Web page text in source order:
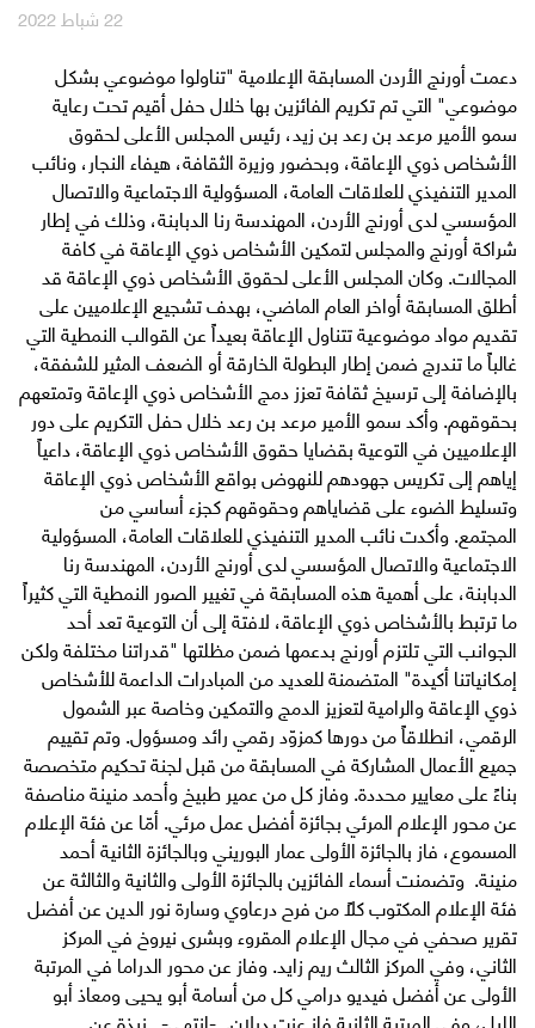
22 شباط 2022
دعمت أورنج الأردن المسابقة الإعلامية "تناولوا موضوعي بشكل
موضوعي" التي تم تكريم الفائزين بها خلال حفل أقيم تحت رعاية
سمو الأمير مرعد بن رعد بن زيد، رئيس المجلس الأعلى لحقوق
الأشخاص ذوي الإعاقة، وبحضور وزيرة الثقافة، هيفاء النجار، ونائب
المدير التنفيذي للعلاقات العامة، المسؤولية الاجتماعية والاتصال
المؤسسي لدى أورنج الأردن، المهندسة رنا الدبابنة، وذلك في إطار
شراكة أورنج والمجلس لتمكين الأشخاص ذوي الإعاقة في كافة
المجالات. وكان المجلس الأعلى لحقوق الأشخاص ذوي الإعاقة قد
أطلق المسابقة أواخر العام الماضي، بهدف تشجيع الإعلاميين على
تقديم مواد موضوعية تتناول الإعاقة بعيداً عن القوالب النمطية التي
غالباً ما تندرج ضمن إطار البطولة الخارقة أو الضعف المثير للشفقة،
بالإضافة إلى ترسيخ ثقافة تعزز دمج الأشخاص ذوي الإعاقة وتمتعهم
بحقوقهم. وأكد سمو الأمير مرعد بن رعد خلال حفل التكريم على دور
الإعلاميين في التوعية بقضايا حقوق الأشخاص ذوي الإعاقة، داعياً
إياهم إلى تكريس جهودهم للنهوض بواقع الأشخاص ذوي الإعاقة
وتسليط الضوء على قضاياهم وحقوقهم كجزء أساسي من
المجتمع. وأكدت نائب المدير التنفيذي للعلاقات العامة، المسؤولية
الاجتماعية والاتصال المؤسسي لدى أورنج الأردن، المهندسة رنا
الدبابنة، على أهمية هذه المسابقة في تغيير الصور النمطية التي كثيراً
ما ترتبط بالأشخاص ذوي الإعاقة، لافتة إلى أن التوعية تعد أحد
الجوانب التي تلتزم أورنج بدعمها ضمن مظلتها "قدراتنا مختلفة ولكن
إمكانياتنا أكيدة" المتضمنة للعديد من المبادرات الداعمة للأشخاص
ذوي الإعاقة والرامية لتعزيز الدمج والتمكين وخاصة عبر الشمول
الرقمي، انطلاقاً من دورها كمزوّد رقمي رائد ومسؤول. وتم تقييم
جميع الأعمال المشاركة في المسابقة من قبل لجنة تحكيم متخصصة
بناءً على معايير محددة. وفاز كل من عمير طبيخ وأحمد منينة مناصفة
عن محور الإعلام المرئي بجائزة أفضل عمل مرئي. أمّا عن فئة الإعلام
المسموع، فاز بالجائزة الأولى عمار البوريني وبالجائزة الثانية أحمد
منينة. وتضمنت أسماء الفائزين بالجائزة الأولى والثانية والثالثة عن
فئة الإعلام المكتوب كلاً من فرح درعاوي وسارة نور الدين عن أفضل
تقرير صحفي في مجال الإعلام المقروء وبشرى نيروخ في المركز
الثاني، وفي المركز الثالث ريم زايد. وفاز عن محور الدراما في المرتبة
الأولى عن أفضل فيديو درامي كل من أسامة أبو يحيى ومعاذ أبو
الليل، وفي المرتبة الثانية فاز عزت دبلان. -انتهى- نبذة عن